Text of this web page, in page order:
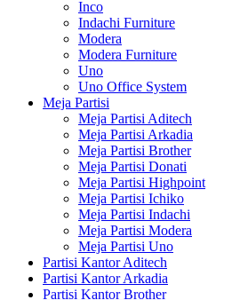
Inco
Indachi Furniture
Modera
Modera Furniture
Uno
Uno Office System
Meja Partisi
Meja Partisi Aditech
Meja Partisi Arkadia
Meja Partisi Brother
Meja Partisi Donati
Meja Partisi Highpoint
Meja Partisi Ichiko
Meja Partisi Indachi
Meja Partisi Modera
Meja Partisi Uno
Partisi Kantor Aditech
Partisi Kantor Arkadia
Partisi Kantor Brother